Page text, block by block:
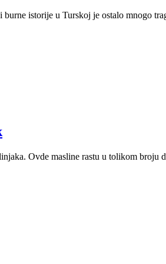
istorije u Turskoj je ostalo mnogo
Ovde masline rastu u tolikom